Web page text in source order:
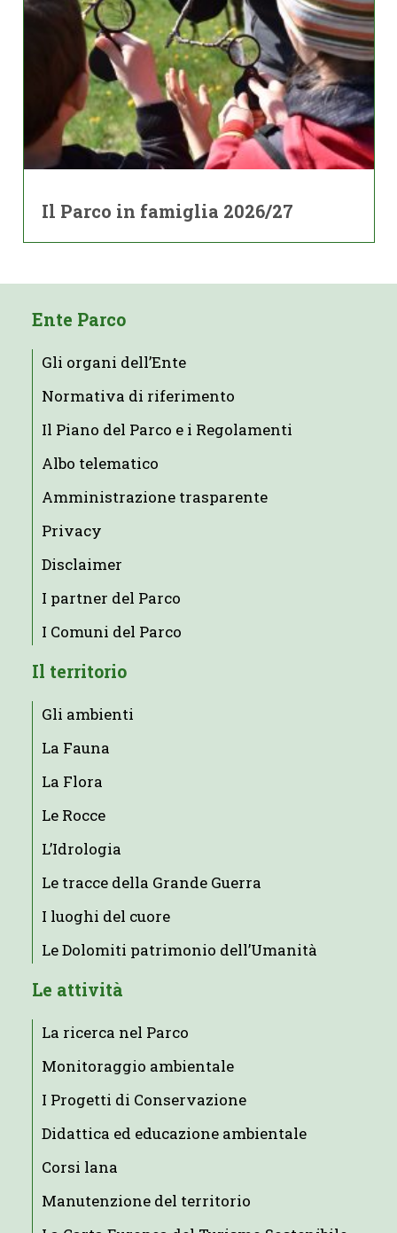
Il Parco in famiglia 2026/27
Ente Parco
Gli organi dell’Ente
Normativa di riferimento
Il Piano del Parco e i Regolamenti
Albo telematico
Amministrazione trasparente
Privacy
Disclaimer
I partner del Parco
I Comuni del Parco
Il territorio
Gli ambienti
La Fauna
La Flora
Le Rocce
L’Idrologia
Le tracce della Grande Guerra
I luoghi del cuore
Le Dolomiti patrimonio dell’Umanità
Le attività
La ricerca nel Parco
Monitoraggio ambientale
I Progetti di Conservazione
Didattica ed educazione ambientale
Corsi lana
Manutenzione del territorio